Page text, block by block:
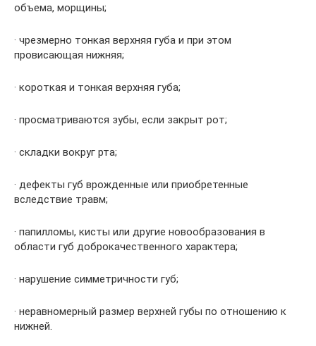
объема, морщины;
· чрезмерно тонкая верхняя губа и при этом
провисающая нижняя;
· короткая и тонкая верхняя губа;
· просматриваются зубы, если закрыт рот;
· складки вокруг рта;
· дефекты губ врожденные или приобретенные
вследствие травм;
· папилломы, кисты или другие новообразования в
области губ доброкачественного характера;
· нарушение симметричности губ;
· неравномерный размер верхней губы по отношению к
нижней.